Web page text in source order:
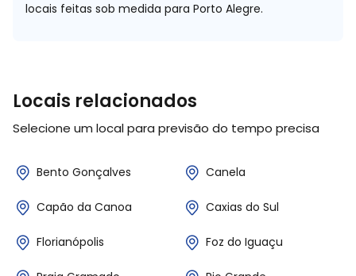
locais feitas sob medida para Porto Alegre.
Locais relacionados
Selecione um local para previsão do tempo precisa
Bento Gonçalves Canela
Capão da Canoa Caxias do Sul
Florianópolis Foz do Iguaçu